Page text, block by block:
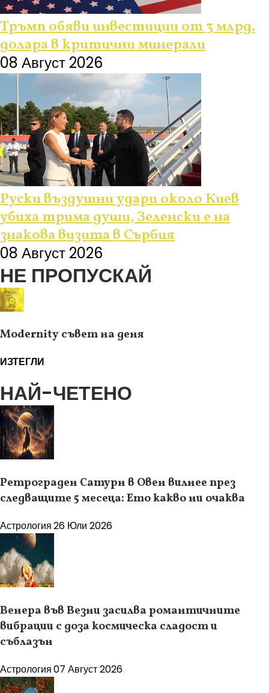
Тръмп обяви инвестиции от 3 млрд.
долара в критични минерали
08 Август 2026
Руски въздушни удари около Киев
убиха трима души, Зеленски е на
знакова визита в Сърбия
08 Август 2026
НЕ ПРОПУСКАЙ
Modernity съвет на деня
ИЗТЕГЛИ
НАЙ-ЧЕТЕНО
Ретрограден Сатурн в Овен вилнее през
следващите 5 месеца: Ето какво ни очаква
Астрология26 Юли 2026
Венера във Везни засилва романтичните
вибрации с доза космическа сладост и
съблазън
Астрология07 Август 2026